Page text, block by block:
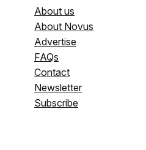
About us
About Novus
Advertise
FAQs
Contact
Newsletter
Subscribe